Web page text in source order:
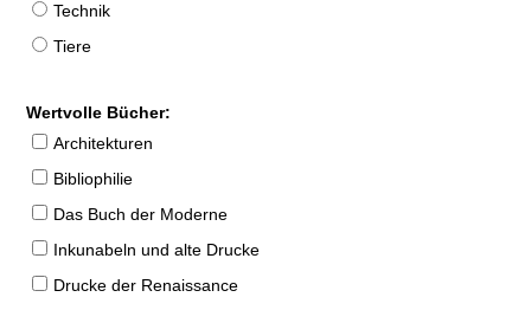
Technik
Tiere
Wertvolle Bücher:
Architekturen
Bibliophilie
Das Buch der Moderne
Inkunabeln und alte Drucke
Drucke der Renaissance